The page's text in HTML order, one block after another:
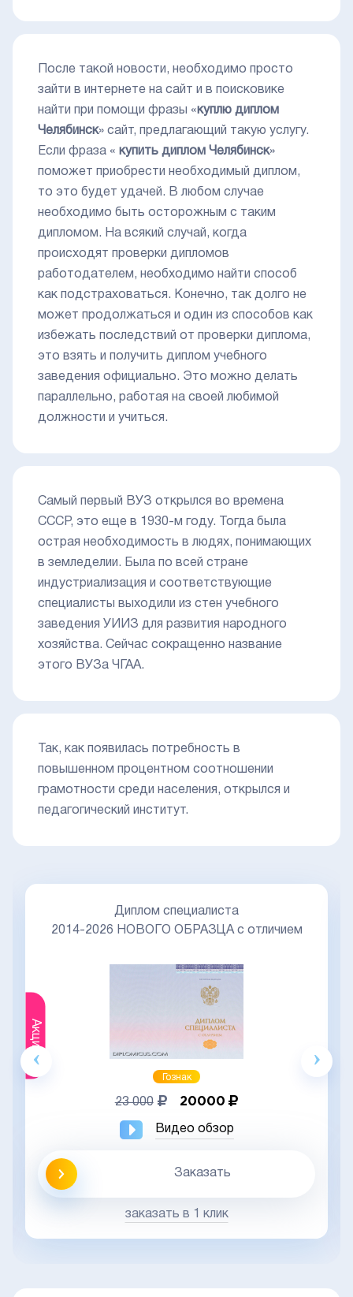
После такой новости, необходимо просто
зайти в интернете на сайт и в поисковике
найти при помощи фразы « куплю диплом
Челябинск» сайт, предлагающий такую услугу.
Если фраза « купить диплом Челябинск»
поможет приобрести необходимый диплом,
то это будет удачей. В любом случае
необходимо быть осторожным с таким
дипломом. На всякий случай, когда
происходят проверки дипломов
работодателем, необходимо найти способ
как подстраховаться. Конечно, так долго не
может продолжаться и один из способов как
избежать последствий от проверки диплома,
это взять и получить диплом учебного
заведения официально. Это можно делать
параллельно, работая на своей любимой
должности и учиться.
Самый первый ВУЗ открылся во времена
СССР, это еще в 1930-м году. Тогда была
острая необходимость в людях, понимающих
в земледелии. Была по всей стране
индустриализация и соответствующие
специалисты выходили из стен учебного
заведения УИИЗ для развития народного
хозяйства. Сейчас сокращенно название
этого ВУЗа ЧГАА.
Так, как появилась потребность в
повышенном процентном соотношении
грамотности среди населения, открылся и
педагогический институт.
Акция
Диплом специалиста
2014-2026 НОВОГО ОБРАЗЦА с отличием
Гознак
23 000 20000
Видео обзор
Заказать
заказать в 1 клик